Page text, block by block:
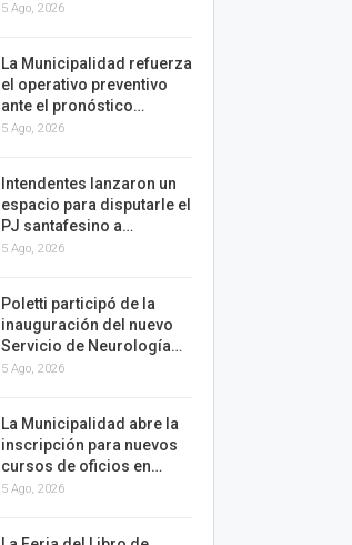
5 Ago, 2026
La Municipalidad refuerza
el operativo preventivo
ante el pronóstico…
5 Ago, 2026
Intendentes lanzaron un
espacio para disputarle el
PJ santafesino a…
5 Ago, 2026
Poletti participó de la
inauguración del nuevo
Servicio de Neurología…
5 Ago, 2026
La Municipalidad abre la
inscripción para nuevos
cursos de oficios en…
5 Ago, 2026